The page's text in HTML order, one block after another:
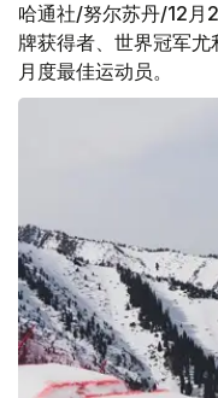
哈通社/努尔苏丹/12月
牌获得者、世界冠军
月度最佳运动员。